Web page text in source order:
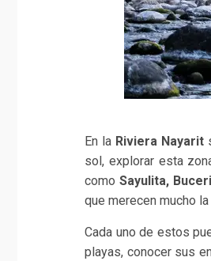
En la Riviera Nayarit
sol, explorar esta
como Sayulita,
que merecen mucho
Cada uno de estos
playas, conocer sus